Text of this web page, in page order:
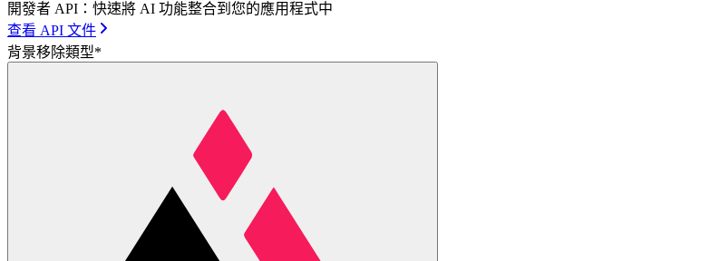
開發者 API：快速將 AI 功能整合到您的應用程式中
查看 API 文件
背景移除類型*